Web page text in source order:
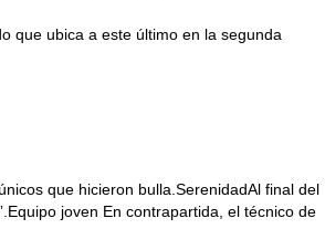
que ubica a este último en la segunda
que hicieron bulla.SerenidadAl final del
joven En contrapartida, el técnico de